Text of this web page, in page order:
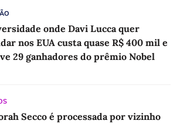
onde Davi Lucca quer
nos EUA custa quase R$ 400 mil e
29 ganhadores do prêmio Nobel
Secco é processada por vizinho